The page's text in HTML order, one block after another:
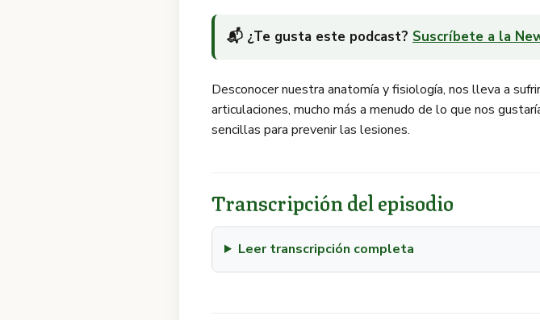
📬 ¿Te gusta este podcast? Suscríbete a la
Desconocer nuestra anatomía y fisiología, nos lleva a
articulaciones, mucho más a menudo de lo que nos
sencillas para prevenir las lesiones.
Transcripción del episodio
Leer transcripción completa